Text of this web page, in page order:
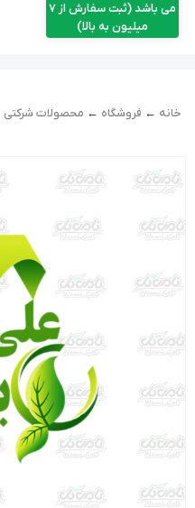
می باشد (ثبت سفارش از 7
میلیون به بالا)
خانه ← فروشگاه ← محصولات شرکتی